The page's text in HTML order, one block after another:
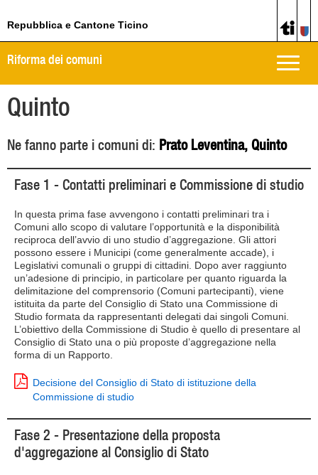
Repubblica e Cantone Ticino
Toggle
Riforma dei comuni
Quinto
Ne fanno parte i comuni di: Prato Leventina, Quinto
Fase 1 - Contatti preliminari e Commissione di studio
In questa prima fase avvengono i contatti preliminari tra i
Comuni allo scopo di valutare l’opportunità e la disponibilità
reciproca dell’avvio di uno studio d’aggregazione. Gli attori
possono essere i Municipi (come generalmente accade), i
Legislativi comunali o gruppi di cittadini. Dopo aver raggiunto
un’adesione di principio, in particolare per quanto riguarda la
delimitazione del comprensorio (Comuni partecipanti), viene
istituita da parte del Consiglio di Stato una Commissione di
Studio formata da rappresentanti delegati dai singoli Comuni.
L’obiettivo della Commissione di Studio è quello di presentare al
Consiglio di Stato una o più proposte d’aggregazione nella
forma di un Rapporto.
Decisione del Consiglio di Stato di istituzione della
Commissione di studio
Fase 2 - Presentazione della proposta
d'aggregazione al Consiglio di Stato